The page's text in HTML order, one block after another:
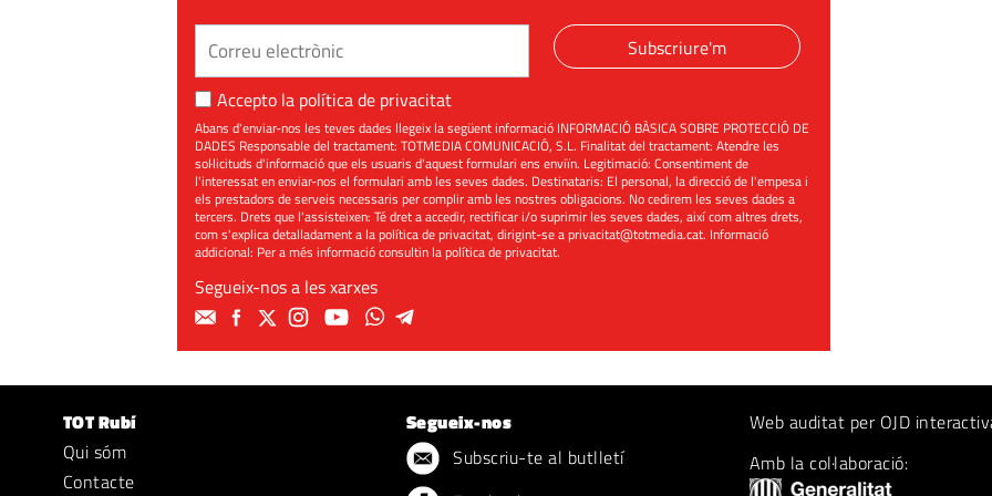
Subscriure'm
Accepto la política de privacitat
Abans d'enviar-nos les teves dades llegeix la següent informació INFORMACIÓ BÀSICA SOBRE PROTECCIÓ DE
DADES Responsable del tractament: TOTMEDIA COMUNICACIÓ, S.L. Finalitat del tractament: Atendre les
sol·licituds d'informació que els usuaris d'aquest formulari ens enviïn. Legitimació: Consentiment de
l'interessat en enviar-nos el formulari amb les seves dades. Destinataris: El personal, la direcció de l'empesa i
els prestadors de serveis necessaris per complir amb les nostres obligacions. No cedirem les seves dades a
tercers. Drets que l'assisteixen: Té dret a accedir, rectificar i/o suprimir les seves dades, així com altres drets,
com s'explica detalladament a la política de privacitat, dirigint-se aprivacitat@totmedia.cat. Informació
addicional: Per a més informació consultin lapolítica de privacitat.
Segueix-nos a les xarxes
TOT Rubí
Qui sóm
Contacte
Segueix-nos
Subscriu-te al butlletí
Web auditat per OJD
Amb la col·laboració: